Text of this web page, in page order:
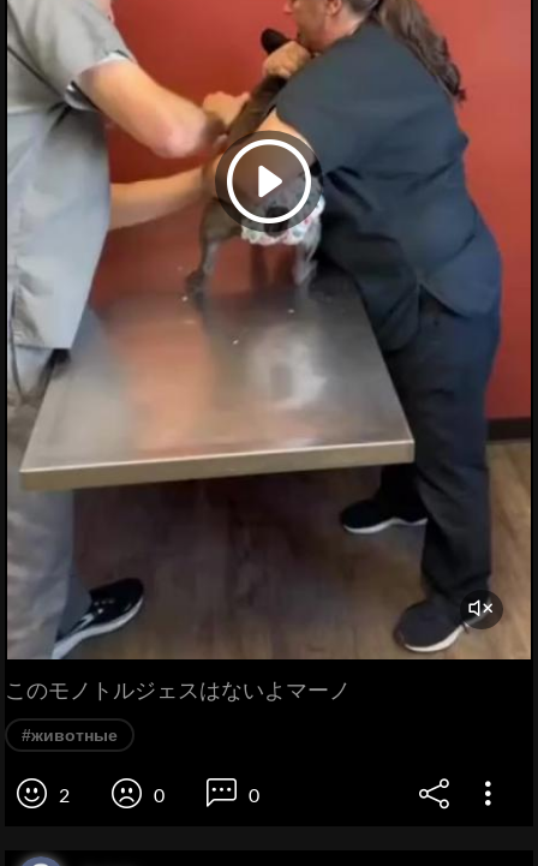
このモノトルジェスはないよマーノ
#животные
2 0 0